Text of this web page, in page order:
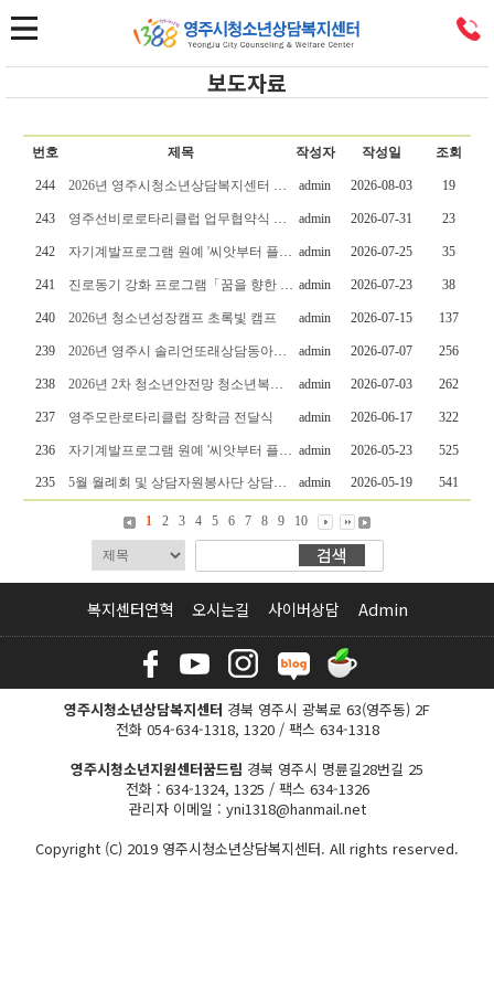
보도자료
번호 제목 작성자 작성일 조회
244 2026년 영주시청소년상담복지센터 디지털미디어 피해청소년 회복지원사업 운영 admin 2026-08-03 19
243 영주선비로로타리클럽 업무협약식 및 장학금 전달식 admin 2026-07-31 23
242 자기계발프로그램 원예 '씨앗부터 플라워카페까지' 일일카페 운영 admin 2026-07-25 35
241 진로동기 강화 프로그램「꿈을 향한 첫걸음」직업탐색 특강 운영 admin 2026-07-23 38
240 2026년 청소년성장캠프 초록빛 캠프 admin 2026-07-15 137
239 2026년 영주시 솔리언또래상담동아리 솔리언 별빛 캠프 admin 2026-07-07 256
238 2026년 2차 청소년안전망 청소년복지 실무위원회 회의 admin 2026-07-03 262
237 영주모란로타리클럽 장학금 전달식 admin 2026-06-17 322
236 자기계발프로그램 원예 '씨앗부터 플라워카페까지' 운영 admin 2026-05-23 525
235 5월 월례회 및 상담자원봉사단 상담사의 자기돌봄과 정서행동 상담 admin 2026-05-19 541
1 2 3 4 5 6 7 8 9 10
복지센터연혁 오시는길 사이버상담 Admin
영주시청소년상담복지센터 경북 영주시 광복로 63(영주동) 2F
전화 054-634-1318, 1320 / 팩스 634-1318
영주시청소년지원센터꿈드림 경북 영주시 명륜길28번길 25
전화 : 634-1324, 1325 / 팩스 634-1326
관리자 이메일 : yni1318@hanmail.net
Copyright (C) 2019 영주시청소년상담복지센터. All rights reserved.